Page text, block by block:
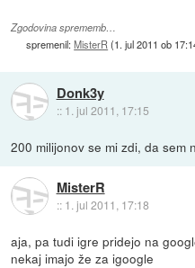
Zgodovina sprememb…
spremenil:MisterR (1. jul 2011 ob
Donk3y
:: 1. jul 2011, 17:15
200 milijonov se mi zdi, da sem
MisterR
:: 1. jul 2011, 17:18
aja, pa tudi igre pridejo na
nekaj imajo že za igoogle